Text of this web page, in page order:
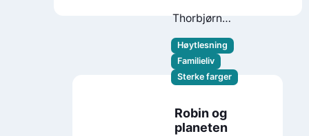
Thorbjørn
Thomas Brunstrøm
Høytlesning
Familieliv
Sterke farger
Robin og
planeten